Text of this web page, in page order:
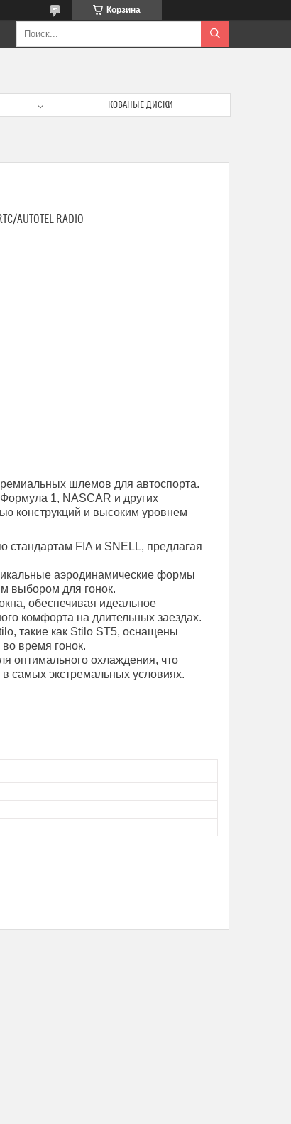
Корзина
КОВАНЫЕ ДИСКИ
AUTOTEL RADIO
шлемов для автоспорта.
1, NASCAR и других
конструкций и высоким уровнем
FIA и SNELL, предлагая
аэродинамические формы
выбором для гонок.
обеспечивая идеальное
комфорта на длительных заездах.
такие как Stilo ST5, оснащены
время гонок.
оптимального охлаждения, что
самых экстремальных условиях.